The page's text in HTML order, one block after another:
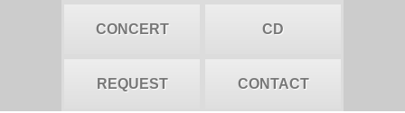
CONCERT CD
REQUEST CONTACT